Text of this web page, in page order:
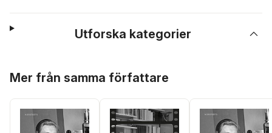
Utforska kategorier
Mer från samma författare